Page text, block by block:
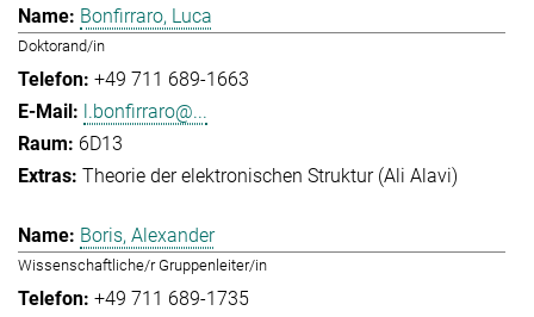
Bonfirraro, Luca
Doktorand/in
+49 711 689-1663
l.bonfirraro@...
6D13
Theorie der elektronischen Struktur (Ali Alavi)
Boris, Alexander
Wissenschaftliche/r Gruppenleiter/in
+49 711 689-1735